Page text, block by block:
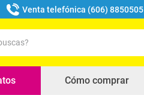
Venta telefónica (606) 8850505
Cómo comprar
buscados